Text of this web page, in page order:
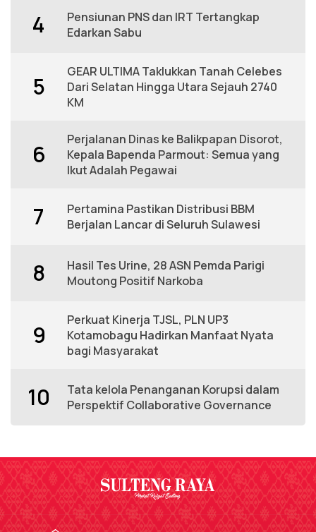
4
Pensiunan PNS dan IRT Tertangkap
Edarkan Sabu
5
GEAR ULTIMA Taklukkan Tanah Celebes
Dari Selatan Hingga Utara Sejauh 2740
KM
6
Perjalanan Dinas ke Balikpapan Disorot,
Kepala Bapenda Parmout: Semua yang
Ikut Adalah Pegawai
7
Pertamina Pastikan Distribusi BBM
Berjalan Lancar di Seluruh Sulawesi
8
Hasil Tes Urine, 28 ASN Pemda Parigi
Moutong Positif Narkoba
9
Perkuat Kinerja TJSL, PLN UP3
Kotamobagu Hadirkan Manfaat Nyata
bagi Masyarakat
10
Tata kelola Penanganan Korupsi dalam
Perspektif Collaborative Governance